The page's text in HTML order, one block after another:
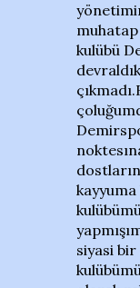
kulübü
siyasi bir